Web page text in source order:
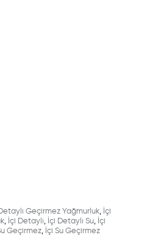
Geçirmez Yağmurluk, İçi
, İçi Detaylı, İçi Detaylı Su, İçi
Geçirmez, İçi Su Geçirmez